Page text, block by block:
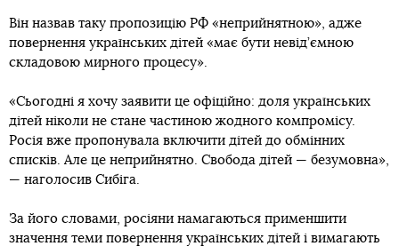
Він назвав таку пропозицію РФ «неприйнятною», адже
повернення українських дітей «має бути невід’ємною
складовою мирного процесу».
«Сьогодні я хочу заявити це офіційно: доля українських
дітей ніколи не стане частиною жодного компромісу.
Росія вже пропонувала включити дітей до обмінних
списків. Але це неприйнятно. Свобода дітей — безумовна»,
— наголосив Сибіга.
За його словами, росіяни намагаються применшити
значення теми повернення українських дітей і вимагають